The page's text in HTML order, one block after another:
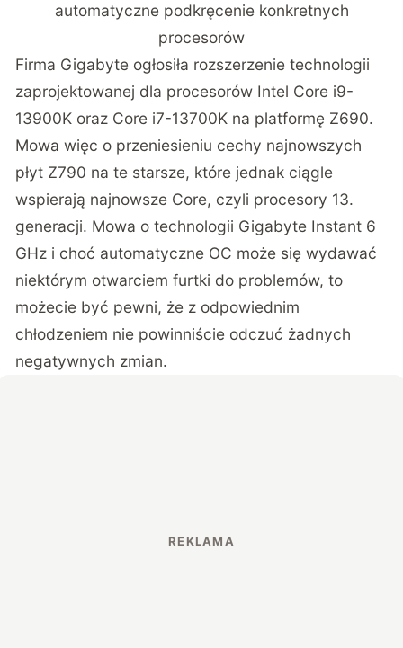
automatyczne podkręcenie konkretnych
procesorów
Firma Gigabyte ogłosiła rozszerzenie technologii
zaprojektowanej dla procesorów Intel Core i9-
13900K oraz Core i7-13700K na platformę Z690.
Mowa więc o przeniesieniu cechy najnowszych
płyt Z790 na te starsze, które jednak ciągle
wspierają najnowsze Core, czyli procesory 13.
generacji. Mowa o technologii Gigabyte Instant 6
GHz i choć automatyczne OC może się wydawać
niektórym otwarciem furtki do problemów, to
możecie być pewni, że z odpowiednim
chłodzeniem nie powinniście odczuć żadnych
negatywnych zmian.